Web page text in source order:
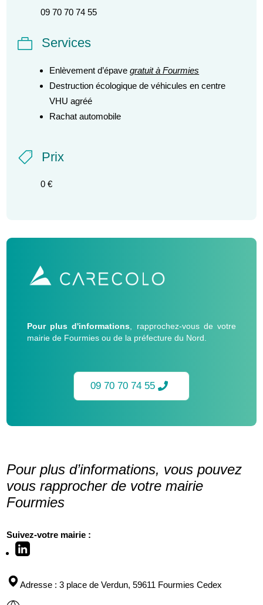
09 70 70 74 55
 Services
Enlèvement d’épavegratuit à Fourmies
Destruction écologique de véhicules en centre
VHU agréé
Rachat automobile
 Prix
0 €
Pour plus d'informations , rapprochez-vous de votre
mairie de Fourmies ou de la préfecture du Nord.
09 70 70 74 55
Pour plus d’informations, vous pouvez
vous rapprocher de votre mairie
Fourmies
Suivez-votre mairie :
Adresse : 3 place de Verdun, 59611 Fourmies Cedex